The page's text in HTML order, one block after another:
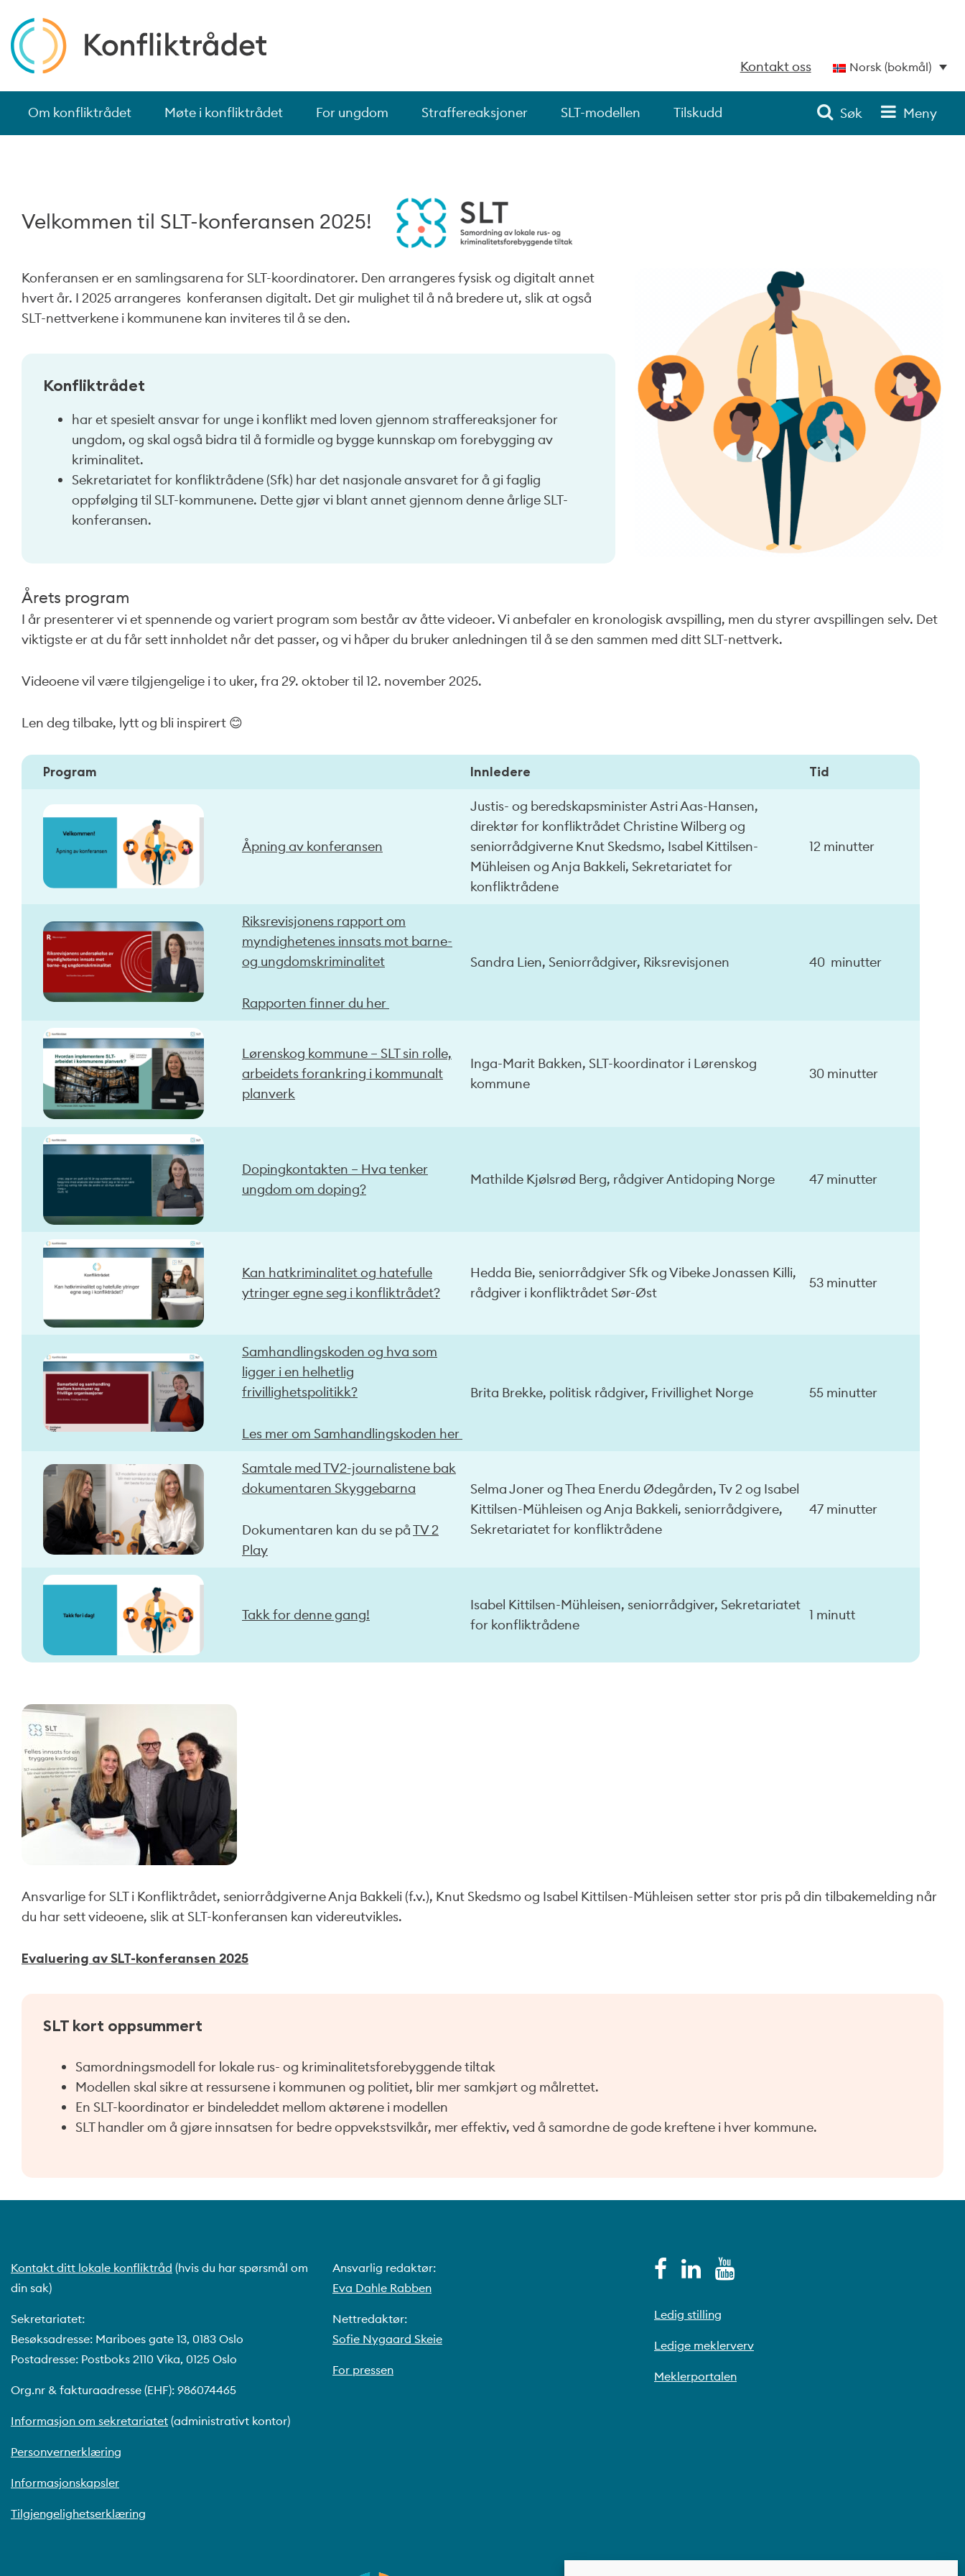
Kontakt oss Norsk (bokmål)
Om konfliktrådet Møte i konfliktrådet For ungdom Straffereaksjoner SLT-modellen Tilskudd Søk Meny
Velkommen til SLT-konferansen 2025!
Konferansen er en samlingsarena for SLT-koordinatorer. Den arrangeres fysisk og digitalt annet
hvert år. I 2025 arrangeres konferansen digitalt. Det gir mulighet til å nå bredere ut, slik at også
SLT-nettverkene i kommunene kan inviteres til å se den.
Konfliktrådet
har et spesielt ansvar for unge i konflikt med loven gjennom straffereaksjoner for
ungdom, og skal også bidra til å formidle og bygge kunnskap om forebygging av
kriminalitet.
Sekretariatet for konfliktrådene (Sfk) har det nasjonale ansvaret for å gi faglig
oppfølging til SLT-kommunene. Dette gjør vi blant annet gjennom denne årlige SLT-
konferansen.
Årets program
I år presenterer vi et spennende og variert program som består av åtte videoer. Vi anbefaler en kronologisk avspilling, men du styrer avspillingen selv. Det
viktigste er at du får sett innholdet når det passer, og vi håper du bruker anledningen til å se den sammen med ditt SLT-nettverk.
Videoene vil være tilgjengelige i to uker, fra 29. oktober til 12. november 2025.
Len deg tilbake, lytt og bli inspirert 😊
Program Innledere Tid
Åpning av konferansen
Justis- og beredskapsminister Astri Aas-Hansen,
direktør for konfliktrådet Christine Wilberg og
seniorrådgiverne Knut Skedsmo, Isabel Kittilsen-
Mühleisen og Anja Bakkeli, Sekretariatet for
konfliktrådene
12 minutter
Riksrevisjonens rapport om
myndighetenes innsats mot barne-
og ungdomskriminalitet
Rapporten finner du her
Sandra Lien, Seniorrådgiver, Riksrevisjonen 40 minutter
Lørenskog kommune – SLT sin rolle,
arbeidets forankring i kommunalt
planverk
Inga-Marit Bakken, SLT-koordinator i Lørenskog
kommune
30 minutter
Dopingkontakten – Hva tenker
ungdom om doping?
Mathilde Kjølsrød Berg, rådgiver Antidoping Norge 47 minutter
Kan hatkriminalitet og hatefulle
ytringer egne seg i konfliktrådet?
Hedda Bie, seniorrådgiver Sfk og Vibeke Jonassen Killi,
rådgiver i konfliktrådet Sør-Øst
53 minutter
Samhandlingskoden og hva som
ligger i en helhetlig
frivillighetspolitikk?​
Les mer om Samhandlingskoden her
Brita Brekke, politisk rådgiver, Frivillighet Norge 55 minutter
Samtale med TV2-journalistene bak
dokumentaren Skyggebarna
Dokumentaren kan du se påTV 2
Play
Selma Joner og Thea Enerdu Ødegården, Tv 2 og Isabel
Kittilsen-Mühleisen og Anja Bakkeli, seniorrådgivere,
Sekretariatet for konfliktrådene
47 minutter
Takk for denne gang!
Isabel Kittilsen-Mühleisen, seniorrådgiver, Sekretariatet
for konfliktrådene
1 minutt
Ansvarlige for SLT i Konfliktrådet, seniorrådgiverne Anja Bakkeli (f.v.), Knut Skedsmo og Isabel Kittilsen-Mühleisen setter stor pris på din tilbakemelding når
du har sett videoene, slik at SLT-konferansen kan videreutvikles.
Evaluering av SLT-konferansen 2025
SLT kort oppsummert
Samordningsmodell for lokale rus- og kriminalitetsforebyggende tiltak
Modellen skal sikre at ressursene i kommunen og politiet, blir mer samkjørt og målrettet.
En SLT-koordinator er bindeleddet mellom aktørene i modellen
SLT handler om å gjøre innsatsen for bedre oppvekstsvilkår, mer effektiv, ved å samordne de gode kreftene i hver kommune.
Kontakt ditt lokale konfliktråd (hvis du har spørsmål om
din sak)
Sekretariatet:
Besøksadresse: Mariboes gate 13, 0183 Oslo
Postadresse: Postboks 2110 Vika, 0125 Oslo
Org.nr & fakturaadresse (EHF): 986074465
Informasjon om sekretariatet (administrativt kontor)
Personvernerklæring
Informasjonskapsler
Tilgjengelighetserklæring
Ansvarlig redaktør:
Eva Dahle Rabben
Nettredaktør:
Sofie Nygaard Skeie
For pressen
Ledig stilling
Ledige meklerverv
Meklerportalen